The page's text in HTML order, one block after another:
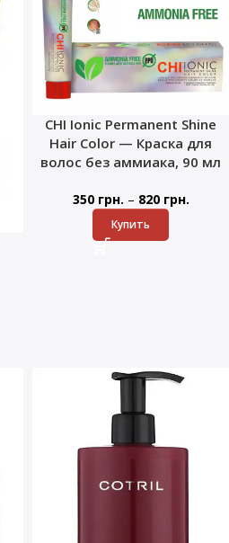
CHI Ionic Permanent Shine
Hair Color — Краска для
волос без аммиака, 90 мл
350 грн. – 820 грн.
Купить